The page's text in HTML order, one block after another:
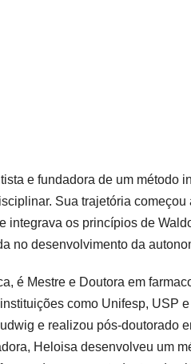
e fundadora de um método
Sua trajetória
integrava os princípios de
no desenvolvimento da
é Mestre e Doutora em
como Unifesp, USP
e realizou pós-doutorado
Heloisa desenvolveu um